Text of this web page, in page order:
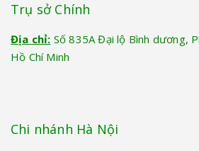
Trụ sở Chính
Địa chỉ: Số 835A Đại lộ Bình dương,
Hồ Chí Minh
Chi nhánh Hà Nội